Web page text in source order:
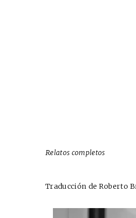
Relatos completos
Traducción de Roberto